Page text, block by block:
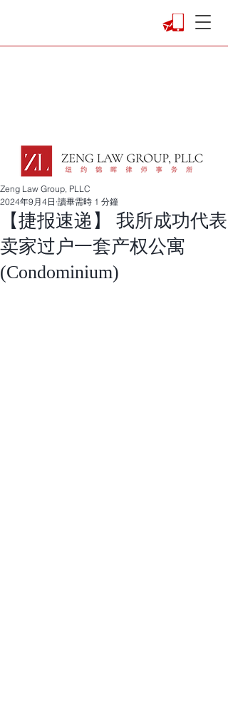
【捷报速递】 我所成功代表
卖家过户一套产权公寓
(Condominium)
Zeng Law Group, PLLC
2024年9月4日 讀畢需時 1 分鐘